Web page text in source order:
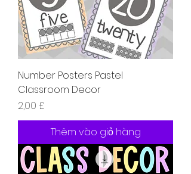
Number Posters Pastel
Classroom Decor
Giá
2,00 £
Thêm vào giỏ hàng